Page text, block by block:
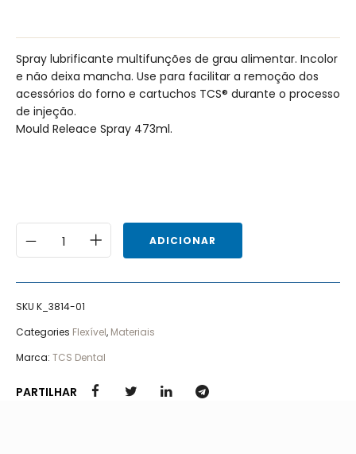
Spray lubrificante multifunções de grau alimentar. Incolor
e não deixa mancha. Use para facilitar a remoção dos
acessórios do forno e cartuchos TCS® durante o processo
de injeção.
Mould Releace Spray 473ml.
ADICIONAR
SKU K_3814-01
Categories Flexível, Materiais
Marca: TCS Dental
PARTILHAR